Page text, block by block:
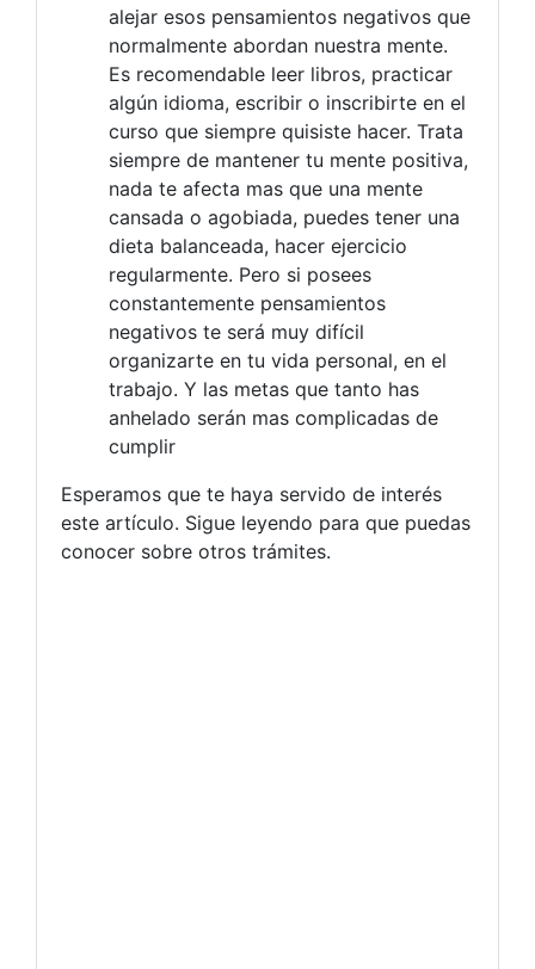
alejar esos pensamientos negativos que
normalmente abordan nuestra mente.
Es recomendable leer libros, practicar
algún idioma, escribir o inscribirte en el
curso que siempre quisiste hacer. Trata
siempre de mantener tu mente positiva,
nada te afecta mas que una mente
cansada o agobiada, puedes tener una
dieta balanceada, hacer ejercicio
regularmente. Pero si posees
constantemente pensamientos
negativos te será muy difícil
organizarte en tu vida personal, en el
trabajo. Y las metas que tanto has
anhelado serán mas complicadas de
cumplir
Esperamos que te haya servido de interés
este artículo. Sigue leyendo para que puedas
conocer sobre otros trámites.